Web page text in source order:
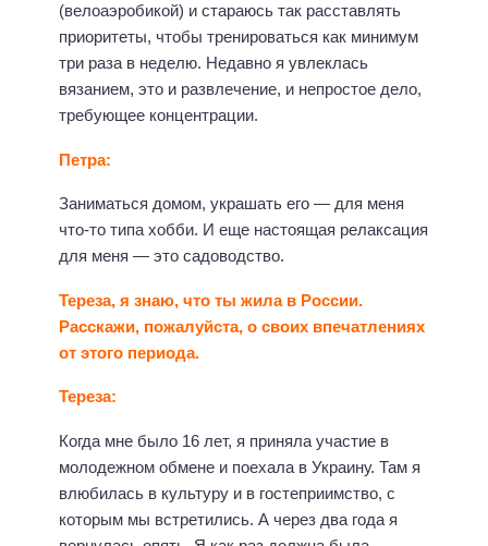
(велоаэробикой) и стараюсь так расставлять
приоритеты, чтобы тренироваться как минимум
три раза в неделю. Недавно я увлеклась
вязанием, это и развлечение, и непростое дело,
требующее концентрации.
Петра:
Заниматься домом, украшать его — для меня
что-то типа хобби. И еще настоящая релаксация
для меня — это садоводство.
Тереза, я знаю, что ты жила в России.
Расскажи, пожалуйста, о своих впечатлениях
от этого периода.
Тереза:
Когда мне было 16 лет, я приняла участие в
молодежном обмене и поехала в Украину. Там я
влюбилась в культуру и в гостеприимство, с
которым мы встретились. А через два года я